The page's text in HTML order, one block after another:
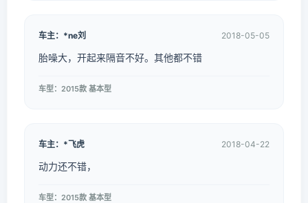
车主：*ne刘 2018-05-05
胎噪大，开起来隔音不好。其他都不错
车型：2015款 基本型
车主：*飞虎 2018-04-22
动力还不错，
车型：2015款 基本型